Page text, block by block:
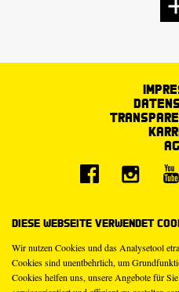
Diese Webseite verwendet
Wir nutzen Cookies und das Analysetool
Cookies sind unentbehrlich, um
Cookies helfen uns, unsere Angebote für